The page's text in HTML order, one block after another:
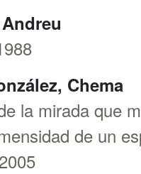
Chema
la mirada que
de un